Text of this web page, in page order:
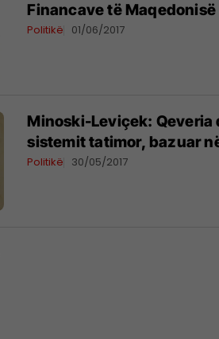
Financave të Maqedonisë
Politikë 01/06/2017
Minoski-Leviçek:
sistemit tatimor, bazuar
Politikë 30/05/2017